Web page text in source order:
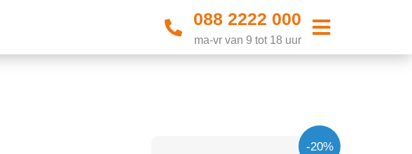
088 2222 000
ma-vr van 9 tot 18 uur
-20%